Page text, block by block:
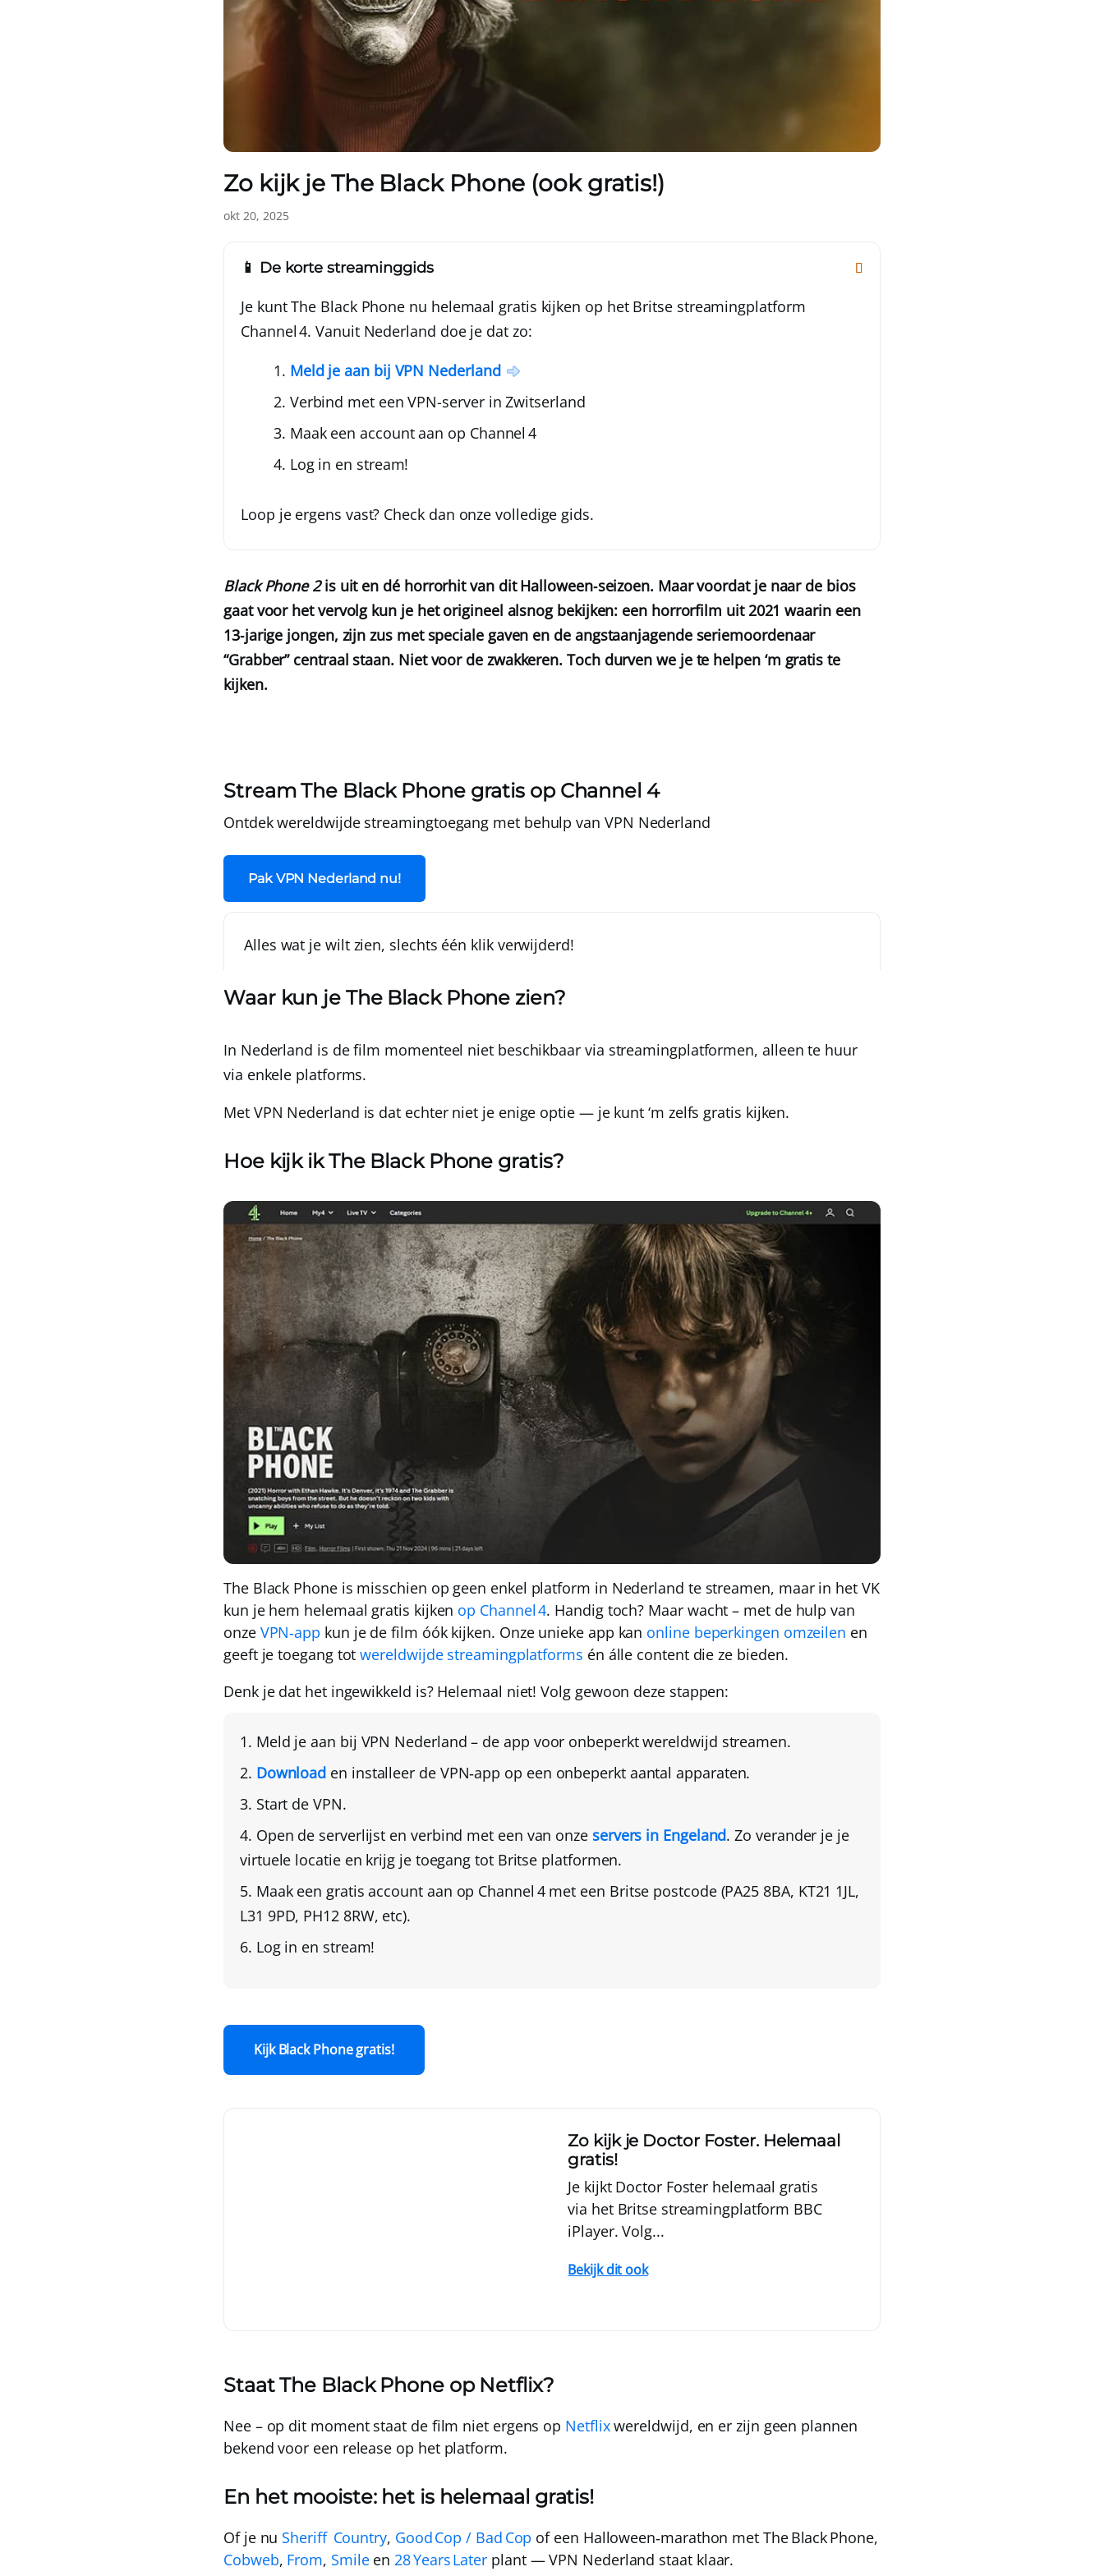
Zo kijk je The Black Phone (ook gratis!)
okt 20, 2025
📱 De korte streaminggids
Je kunt The Black Phone nu helemaal gratis kijken op het Britse streamingplatform
Channel 4. Vanuit Nederland doe je dat zo:
Meld je aan bij VPN Nederland
Verbind met een VPN-server in Zwitserland
Maak een account aan op Channel 4
Log in en stream!
Loop je ergens vast? Check dan onze volledige gids.
Black Phone 2is uit en dé horrorhit van dit Halloween‑seizoen. Maar voordat je naar de bios
gaat voor het vervolg kun je het origineel alsnog bekijken: een horrorfilm uit 2021 waarin een
13‑jarige jongen, zijn zus met speciale gaven en de angstaanjagende seriemoordenaar
“Grabber” centraal staan. Niet voor de zwakkeren. Toch durven we je te helpen ‘m gratis te
kijken.
Stream The Black Phone gratis op Channel 4
Ontdek wereldwijde streamingtoegang met behulp van VPN Nederland
Pak VPN Nederland nu!
Alles wat je wilt zien, slechts één klik verwijderd!
Waar kun je The Black Phone zien?
In Nederland is de film momenteel niet beschikbaar via streamingplatformen, alleen te huur
via enkele platforms.
Met VPN Nederland is dat echter niet je enige optie — je kunt ‘m zelfs gratis kijken.
Hoe kijk ik The Black Phone gratis?
The Black Phone is misschien op geen enkel platform in Nederland te streamen, maar in het VK
kun je hem helemaal gratis kijken op Channel 4. Handig toch? Maar wacht – met de hulp van
onze VPN‑app kun je de film óók kijken. Onze unieke app kan online beperkingen omzeilen en
geeft je toegang totwereldwijde streamingplatforms én álle content die ze bieden.
Denk je dat het ingewikkeld is? Helemaal niet! Volg gewoon deze stappen:
Meld je aan bij VPN Nederland – de app voor onbeperkt wereldwijd streamen.
Download en installeer de VPN‑app op een onbeperkt aantal apparaten.
Start de VPN.
Open de serverlijst en verbind met een van onze servers in Engeland. Zo verander je je
virtuele locatie en krijg je toegang tot Britse platformen.
Maak een gratis account aan op Channel 4met een Britse postcode (PA25 8BA, KT21 1JL,
L31 9PD, PH12 8RW, etc).
Log in en stream!
Kijk Black Phone gratis!
Zo kijk je Doctor Foster. Helemaal
gratis!
Je kijkt Doctor Foster helemaal gratis
via het Britse streamingplatform BBC
iPlayer. Volg...
Bekijk dit ook
Staat The Black Phone op Netflix?
Nee – op dit moment staat de film nietergens op Netflixwereldwijd, en er zijn geen plannen
bekend voor een release op het platform.
En het mooiste: het is helemaal gratis!
Of je nu Sheriff Country, Good Cop / Bad Cop of een Halloween‑marathon met The Black Phone,
Cobweb, From, Smileen28 Years Later plant —VPN Nederland staat klaar.